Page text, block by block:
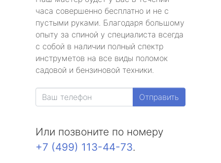
часа совершенно бесплатно и не с
пустыми руками. Благодаря большому
опыту за спиной у специалиста всегда
с собой в наличии полный спектр
инструметов на все виды поломок
садовой и бензиновой техники.
Отправить
Или позвоните по номеру
+7 (499) 113-44-73.